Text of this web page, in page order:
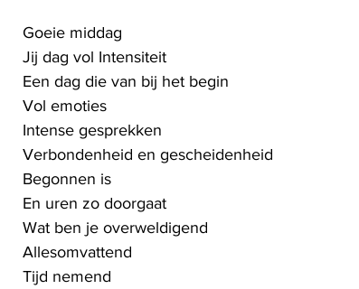
Goeie middag
Jij dag vol Intensiteit
Een dag die van bij het begin
Vol emoties
Intense gesprekken
Verbondenheid en gescheidenheid
Begonnen is
En uren zo doorgaat
Wat ben je overweldigend
Allesomvattend
Tijd nemend